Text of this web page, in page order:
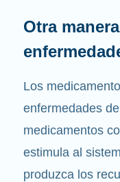
Otra
Los
enfermedades
medicamentos
estimula al
produzca los